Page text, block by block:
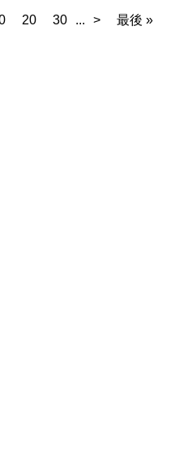
20 30 ... > 最後 »